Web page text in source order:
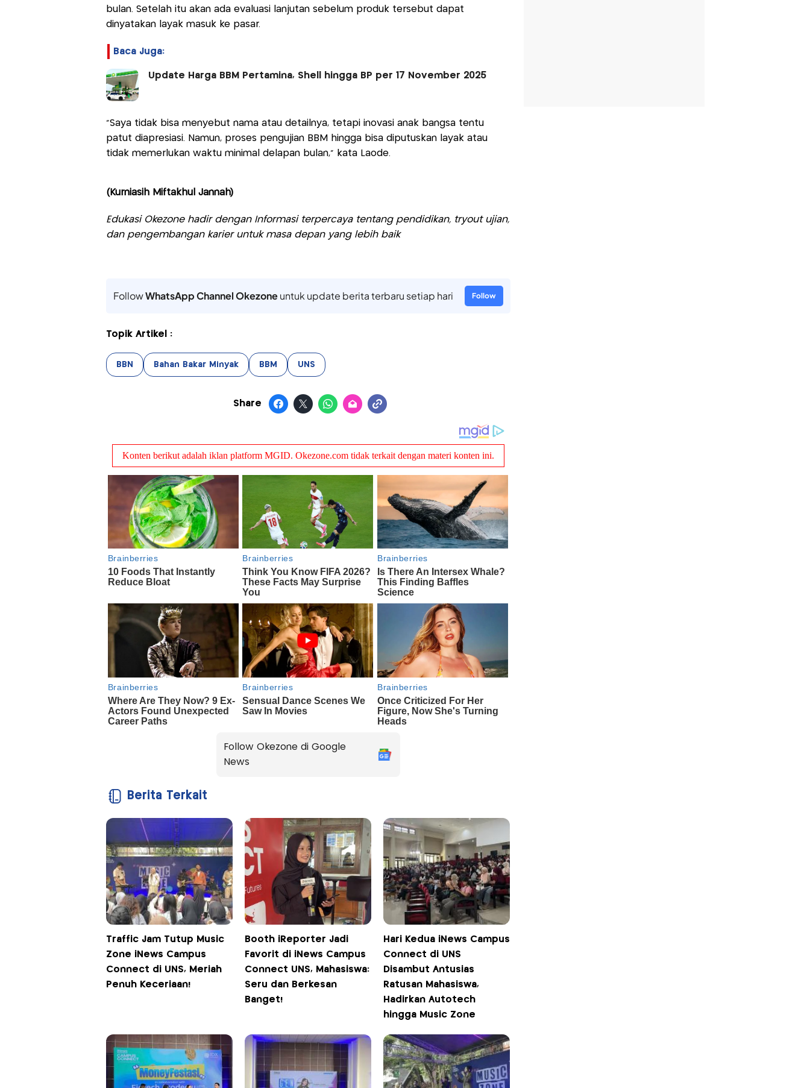
bulan. Setelah itu akan ada evaluasi lanjutan sebelum produk tersebut dapat
dinyatakan layak masuk ke pasar.
Baca Juga:
Update Harga BBM Pertamina, Shell hingga BP per 17 November 2025
“Saya tidak bisa menyebut nama atau detailnya, tetapi inovasi anak bangsa tentu
patut diapresiasi. Namun, proses pengujian BBM hingga bisa diputuskan layak atau
tidak memerlukan waktu minimal delapan bulan,” kata Laode.
(Kurniasih Miftakhul Jannah)
Edukasi Okezone hadir dengan Informasi terpercaya tentang pendidikan, tryout ujian,
dan pengembangan karier untuk masa depan yang lebih baik
FollowWhatsApp Channel Okezoneuntuk update berita terbaru setiap hari Follow
Topik Artikel :
BBN Bahan Bakar Minyak BBM UNS
Share
Follow Okezone di Google
News
Berita Terkait
Traffic Jam Tutup Music
Zone iNews Campus
Connect di UNS, Meriah
Penuh Keceriaan!
Booth iReporter Jadi
Favorit di iNews Campus
Connect UNS, Mahasiswa:
Seru dan Berkesan
Banget!
Hari Kedua iNews Campus
Connect di UNS
Disambut Antusias
Ratusan Mahasiswa,
Hadirkan Autotech
hingga Music Zone